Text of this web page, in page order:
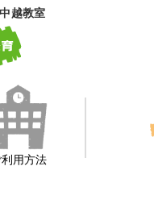
越教室
利用方法